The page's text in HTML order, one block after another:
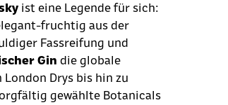
ist eine Legende für sich:
fruchtig aus der
Fassreifung und
Gin die globale
Drys bis hin zu
gewählte Botanicals